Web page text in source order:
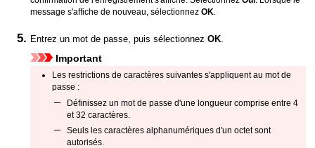
message s'affiche de nouveau, sélectionnezOK
Entrez un mot de passe, puis sélectionnezOK
Important
Les restrictions de caractères suivantes s'appliquent au mot de
passe :
Définissez un mot de passe d'une longueur comprise entre 4
et 32 caractères.
Seuls les caractères alphanumériques d'un octet sont
autorisés.